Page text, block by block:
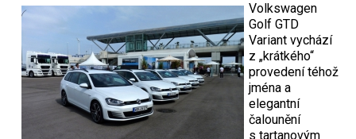
Volkswagen
Golf GTD
Variant vychází
z „krátkého“
provedení téhož
jména a
elegantní
čalounění
s tartanovým